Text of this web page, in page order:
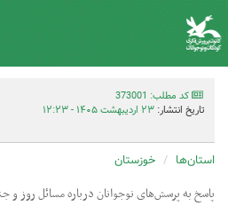
کد مطلب: 373001
تاریخ انتشار: ۲۳ اردیبهشت ۱۴۰۵ - ۱۲:۲۳
استان‌ها خوزستان
پاسخ به پرسش‌های نوجوانان درباره مسائل روز